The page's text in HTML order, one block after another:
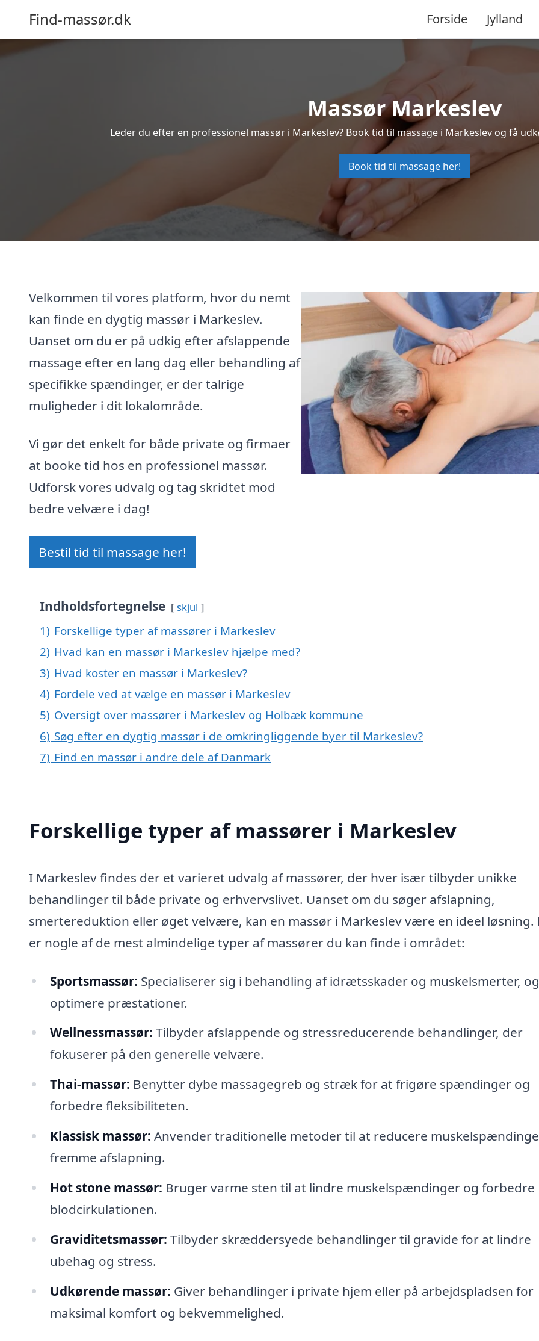
Find-massør.dk Forside Jylland
Massør Markeslev
Leder du efter en professionel massør i Markeslev? Book tid til massage i Markeslev og få
Book tid til massage her!
Velkommen til vores platform, hvor du nemt
kan finde en dygtig massør i Markeslev.
Uanset om du er på udkig efter afslappende
massage efter en lang dag eller behandling af
specifikke spændinger, er der talrige
muligheder i dit lokalområde.
Vi gør det enkelt for både private og firmaer
at booke tid hos en professionel massør.
Udforsk vores udvalg og tag skridtet mod
bedre velvære i dag!
Bestil tid til massage her!
Indholdsfortegnelse skjul
1) Forskellige typer af massører i Markeslev
2) Hvad kan en massør i Markeslev hjælpe med?
3) Hvad koster en massør i Markeslev?
4) Fordele ved at vælge en massør i Markeslev
5) Oversigt over massører i Markeslev og Holbæk kommune
6) Søg efter en dygtig massør i de omkringliggende byer til Markeslev?
7) Find en massør i andre dele af Danmark
Forskellige typer af massører i Markeslev
I Markeslev findes der et varieret udvalg af massører, der hver især tilbyder unikke
behandlinger til både private og erhvervslivet. Uanset om du søger afslapning,
smertereduktion eller øget velvære, kan en massør i Markeslev være en ideel løsning.
er nogle af de mest almindelige typer af massører du kan finde i området:
Sportsmassør: Specialiserer sig i behandling af idrætsskader og muskelsmerter,
optimere præstationer.
Wellnessmassør: Tilbyder afslappende og stressreducerende behandlinger, der
fokuserer på den generelle velvære.
Thai-massør: Benytter dybe massagegreb og stræk for at frigøre spændinger og
forbedre fleksibiliteten.
Klassisk massør: Anvender traditionelle metoder til at reducere
fremme afslapning.
Hot stone massør: Bruger varme sten til at lindre muskelspændinger og forbedre
blodcirkulationen.
Graviditetsmassør: Tilbyder skræddersyede behandlinger til gravide for at lindre
ubehag og stress.
Udkørende massør: Giver behandlinger i private hjem eller på arbejdspladsen for
maksimal komfort og bekvemmelighed.